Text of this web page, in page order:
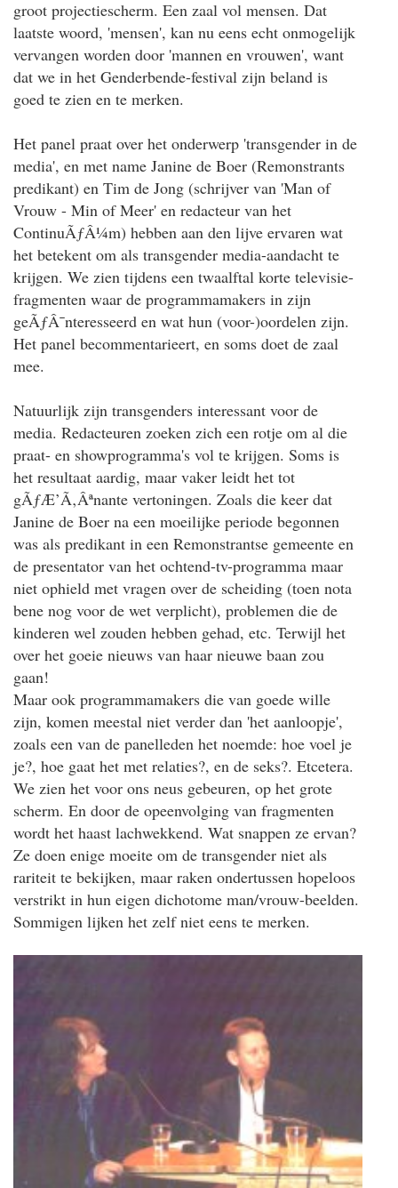
groot projectiescherm. Een zaal vol mensen. Dat
laatste woord, 'mensen', kan nu eens echt onmogelijk
vervangen worden door 'mannen en vrouwen', want
dat we in het Genderbende-festival zijn beland is
goed te zien en te merken.
Het panel praat over het onderwerp 'transgender in de
media', en met name Janine de Boer (Remonstrants
predikant) en Tim de Jong (schrijver van 'Man of
Vrouw - Min of Meer' en redacteur van het
ContinuÃƒÂ¼m) hebben aan den lijve ervaren wat
het betekent om als transgender media-aandacht te
krijgen. We zien tijdens een twaalftal korte televisie-
fragmenten waar de programmamakers in zijn
geÃƒÂ¯nteresseerd en wat hun (voor-)oordelen zijn.
Het panel becommentarieert, en soms doet de zaal
mee.
Natuurlijk zijn transgenders interessant voor de
media. Redacteuren zoeken zich een rotje om al die
praat- en showprogramma's vol te krijgen. Soms is
het resultaat aardig, maar vaker leidt het tot
gÃƒÆ’Ã‚Âªnante vertoningen. Zoals die keer dat
Janine de Boer na een moeilijke periode begonnen
was als predikant in een Remonstrantse gemeente en
de presentator van het ochtend-tv-programma maar
niet ophield met vragen over de scheiding (toen nota
bene nog voor de wet verplicht), problemen die de
kinderen wel zouden hebben gehad, etc. Terwijl het
over het goeie nieuws van haar nieuwe baan zou
gaan!
Maar ook programmamakers die van goede wille
zijn, komen meestal niet verder dan 'het aanloopje',
zoals een van de panelleden het noemde: hoe voel je
je?, hoe gaat het met relaties?, en de seks?. Etcetera.
We zien het voor ons neus gebeuren, op het grote
scherm. En door de opeenvolging van fragmenten
wordt het haast lachwekkend. Wat snappen ze ervan?
Ze doen enige moeite om de transgender niet als
rariteit te bekijken, maar raken ondertussen hopeloos
verstrikt in hun eigen dichotome man/vrouw-beelden.
Sommigen lijken het zelf niet eens te merken.